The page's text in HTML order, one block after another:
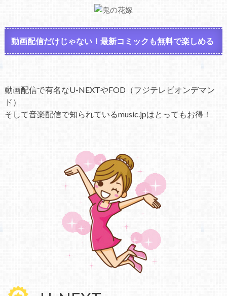
動画配信だけじゃない！最新コミックも無料で楽しめる
動画配信で有名なU-NEXTやFOD（フジテレビオンデマン
ド）
そして音楽配信で知られているmusic.jpはとってもお得！